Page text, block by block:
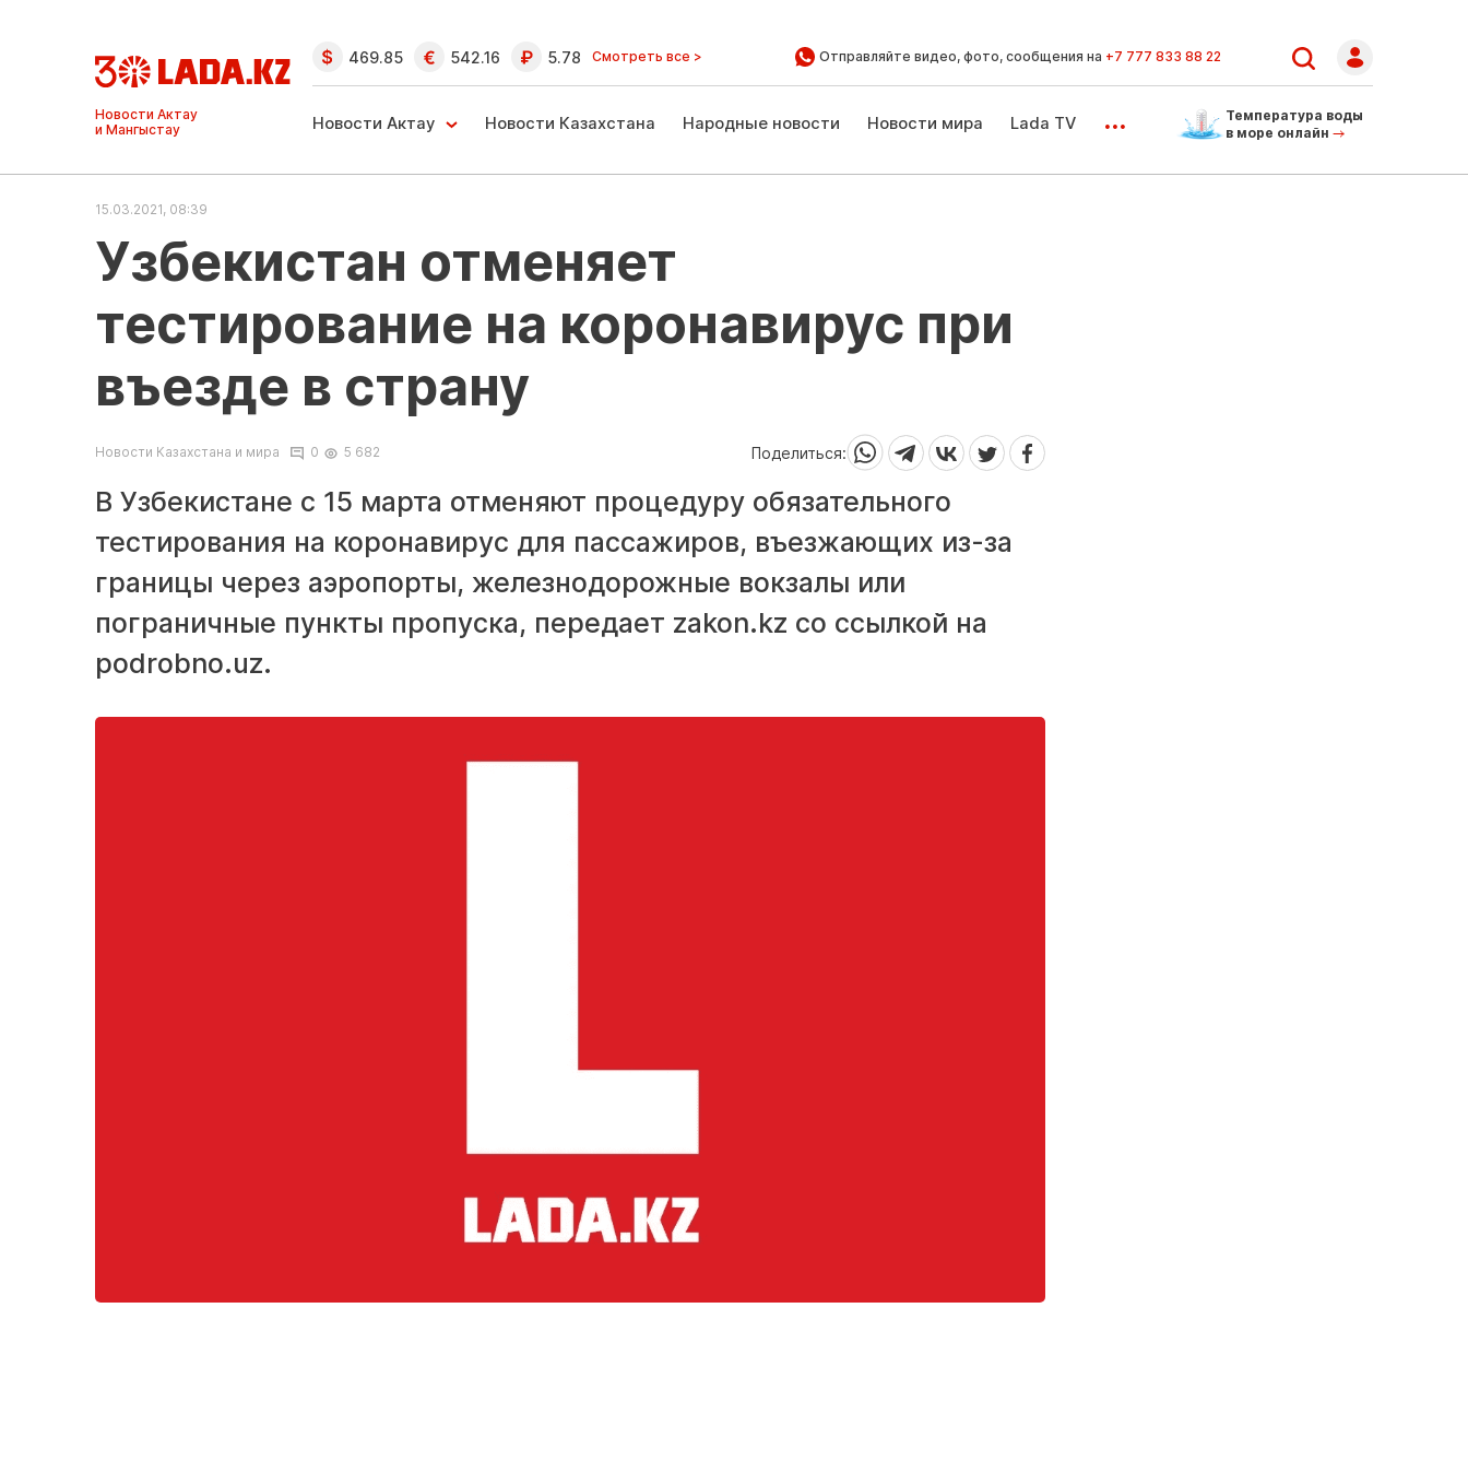
Ақтау және
Манғыстау
жаңалықтары
469.85 542.16 5.78 Смотреть все > Отправляйте видео, фото, сообщения на +7 777 833 88 22
Новости Актау Новости Казахстана Народные новости Новости мира Lada TV ...
Температура воды
в море онлайн
15.03.2021, 08:39
Узбекистан отменяет
тестирование на коронавирус при
въезде в страну
Новости Казахстана и мира 0 5 682 Поделиться:
В Узбекистане с 15 марта отменяют процедуру обязательного
тестирования на коронавирус для пассажиров, въезжающих из-за
границы через аэропорты, железнодорожные вокзалы или
пограничные пункты пропуска, передает zakon.kz со ссылкой на
podrobno.uz.